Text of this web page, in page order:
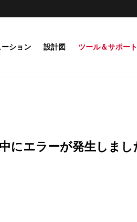
ーション 設計図 ツール＆サポート
にエラーが発生しまし